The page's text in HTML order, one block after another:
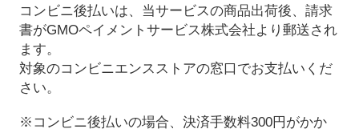
コンビニ後払いは、当サービスの商品出荷後、請求
書がGMOペイメントサービス株式会社より郵送され
ます。
対象のコンビニエンスストアの窓口でお支払いくだ
さい。
※コンビニ後払いの場合、決済手数料300円がかか